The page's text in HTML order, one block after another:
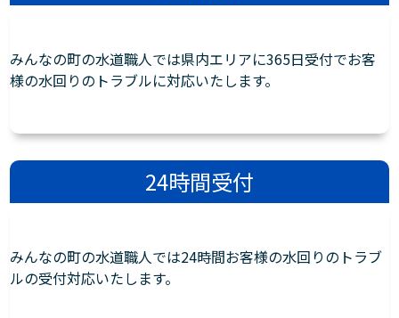
みんなの町の水道職人では県内エリアに365日受付でお客
様の水回りのトラブルに対応いたします。
24時間受付
みんなの町の水道職人では24時間お客様の水回りのトラブ
ルの受付対応いたします。